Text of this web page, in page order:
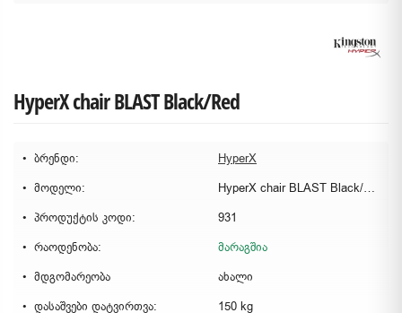
HyperX chair BLAST Black/Red
ბრენდი:
HyperX
მოდელი:
HyperX chair BLAST Black/Red
პროდუქტის კოდი:
931
რაოდენობა:
მარაგშია
მდგომარეობა
ახალი
დასაშვები დატვირთვა:
150 kg